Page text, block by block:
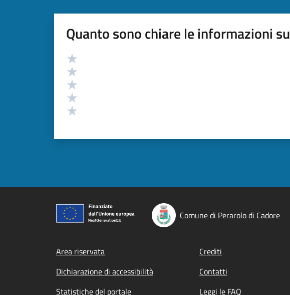
Quanto sono chiare le informazioni
Valutazione
Comune di Perarolo di Cadore
Footer menu
Area riservata Crediti
Dichiarazione di accessibilità
Contatti
Statistiche del portale
Leggi le FAQ